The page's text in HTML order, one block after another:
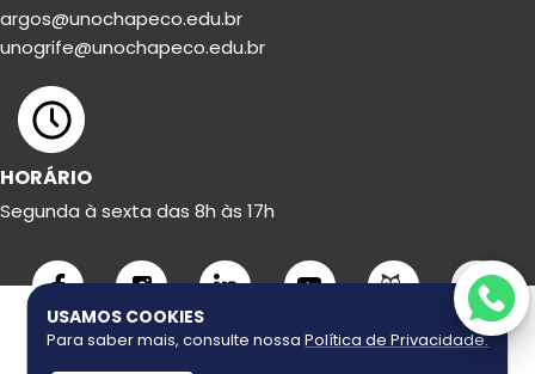
USAMOS COOKIES
Para saber mais, consulte nossaPolítica de Privacidade.
argos@unochapeco.edu.br
unogrife@unochapeco.edu.br
HORÁRIO
Segunda à sexta das 8h às 17h
Copyright ©2026Uno Grife. Todos os direitos reservados.